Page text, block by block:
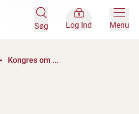
Søg Log Ind Menu
Kongres om ...